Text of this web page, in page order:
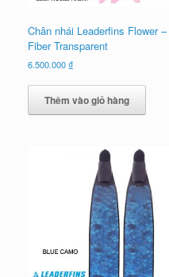
Chân nhái Leaderfins Flower –
Fiber Transparent
6.500.000₫
Thêm vào giỏ hàng